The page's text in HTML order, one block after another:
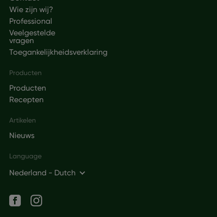
Wie zijn wij?
Professional
Veelgestelde
vragen
Toegankelijkheidsverklaring
Producten
Producten
Recepten
Artikelen
Nieuws
Language
Nederland - Dutch